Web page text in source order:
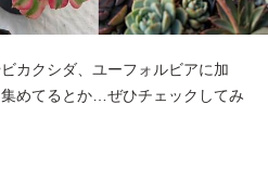
カクシダ、ユーフォルビアに加
めてるとか…ぜひチェックしてみ